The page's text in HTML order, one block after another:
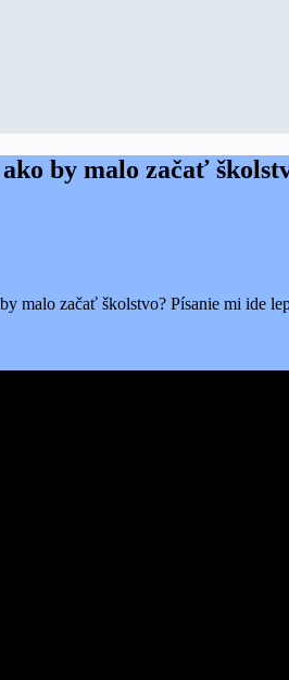
by malo začať
malo začať školstvo? Písanie mi ide